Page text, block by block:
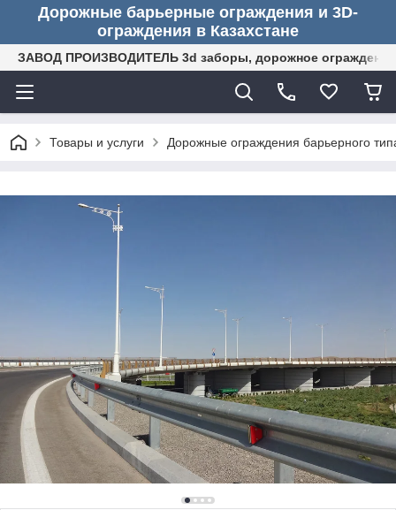
Дорожные барьерные ограждения и 3D-
ограждения в Казахстане
ЗАВОД ПРОИЗВОДИТЕЛЬ 3d заборы, дорожное ограждение
Товары и услуги Дорожные ограждения барьерного